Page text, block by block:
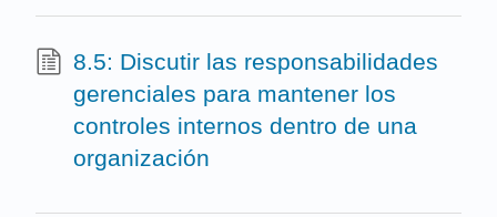
8.5: Discutir las responsabilidades
gerenciales para mantener los
controles internos dentro de una
organización